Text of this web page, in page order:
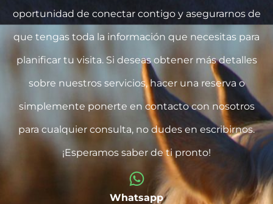
oportunidad de conectar contigo y asegurarnos de
que tengas toda la información que necesitas para
planificar tu visita. Si deseas obtener más detalles
sobre nuestros servicios, hacer una reserva o
simplemente ponerte en contacto con nosotros
para cualquier consulta, no dudes en escribirnos.
¡Esperamos saber de ti pronto!
Whatsapp